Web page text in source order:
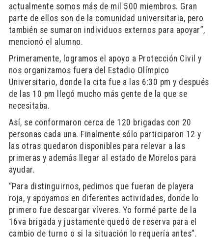
actualmente somos más de mil 500 miembros. Gran
parte de ellos son de la comunidad universitaria, pero
también se sumaron individuos externos para apoyar”,
mencionó el alumno.
Primeramente, logramos el apoyo a Protección Civil y
nos organizamos fuera del Estadio Olímpico
Universitario, donde la cita fue a las 6:30 pm y después
de las 10 pm llegó mucho más gente de la que se
necesitaba.
Así, se conformaron cerca de 120 brigadas con 20
personas cada una. Finalmente sólo participaron 12 y
las otras quedaron disponibles para relevar a las
primeras y además llegar al estado de Morelos para
ayudar.
“Para distinguirnos, pedimos que fueran de playera
roja, y apoyamos en diferentes actividades, donde lo
primero fue descargar víveres. Yo formé parte de la
16va brigada y justamente quedó de reserva para el
cambio de turno o si la situación lo requería antes”.